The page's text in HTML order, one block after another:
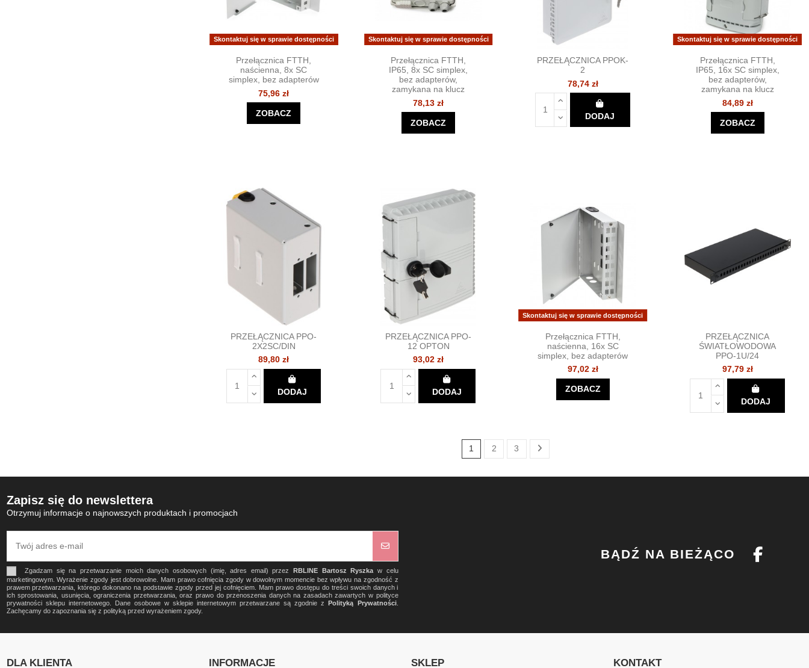
Skontaktuj się w sprawie dostępności
Przełącznica FTTH,
naścienna, 8x SC
simplex, bez adapterów
75,96 zł
ZOBACZ
Skontaktuj się w sprawie dostępności
Przełącznica FTTH,
IP65, 8x SC simplex,
bez adapterów,
zamykana na klucz
78,13 zł
ZOBACZ
PRZEŁĄCZNICA PPOK-
2
78,74 zł
DODAJ
Skontaktuj się w sprawie dostępności
Przełącznica FTTH,
IP65, 16x SC simplex,
bez adapterów,
zamykana na klucz
84,89 zł
ZOBACZ
PRZEŁĄCZNICA PPO-
2X2SC/DIN
89,80 zł
DODAJ
PRZEŁĄCZNICA PPO-
12 OPTON
93,02 zł
DODAJ
Skontaktuj się w sprawie dostępności
Przełącznica FTTH,
naścienna, 16x SC
simplex, bez adapterów
97,02 zł
ZOBACZ
PRZEŁĄCZNICA
ŚWIATŁOWODOWA
PPO-1U/24
97,79 zł
DODAJ
1 2 3
Zapisz się do newslettera
Otrzymuj informacje o najnowszych produktach i promocjach
Zgadzam się na przetwarzanie moich danych osobowych (imię, adres email) przez RBLINE Bartosz Ryszka w celu
marketingowym. Wyrażenie zgody jest dobrowolne. Mam prawo cofnięcia zgody w dowolnym momencie bez wpływu na zgodność z
prawem przetwarzania, którego dokonano na podstawie zgody przed jej cofnięciem. Mam prawo dostępu do treści swoich danych i
ich sprostowania, usunięcia, ograniczenia przetwarzania, oraz prawo do przenoszenia danych na zasadach zawartych w polityce
prywatności sklepu internetowego. Dane osobowe w sklepie internetowym przetwarzane są zgodnie zPolityką Prywatności.
Zachęcamy do zapoznania się z polityką przed wyrażeniem zgody.
BĄDŹ NA BIEŻĄCO
DLA KLIENTA INFORMACJE SKLEP KONTAKT